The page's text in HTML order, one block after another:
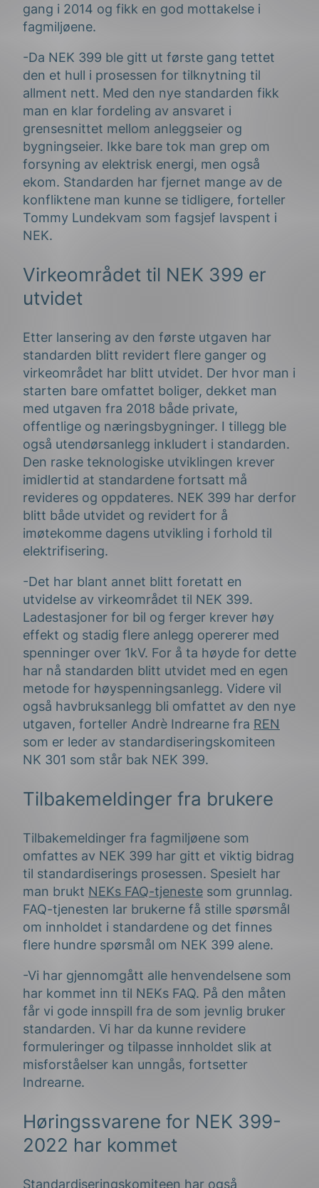
gang i 2014 og fikk en god mottakelse i
fagmiljøene.
-Da NEK 399 ble gitt ut første gang tettet
den et hull i prosessen for tilknytning til
allment nett. Med den nye standarden fikk
man en klar fordeling av ansvaret i
grensesnittet mellom anleggseier og
bygningseier. Ikke bare tok man grep om
forsyning av elektrisk energi, men også
ekom. Standarden har fjernet mange av de
konfliktene man kunne se tidligere, forteller
Tommy Lundekvam som fagsjef lavspent i
NEK.
Virkeområdet til NEK 399 er
utvidet
Etter lansering av den første utgaven har
standarden blitt revidert flere ganger og
virkeområdet har blitt utvidet. Der hvor man i
starten bare omfattet boliger, dekket man
med utgaven fra 2018 både private,
offentlige og næringsbygninger. I tillegg ble
også utendørsanlegg inkludert i standarden.
Den raske teknologiske utviklingen krever
imidlertid at standardene fortsatt må
revideres og oppdateres. NEK 399 har derfor
blitt både utvidet og revidert for å
imøtekomme dagens utvikling i forhold til
elektrifisering.
-Det har blant annet blitt foretatt en
utvidelse av virkeområdet til NEK 399.
Ladestasjoner for bil og ferger krever høy
effekt og stadig flere anlegg opererer med
spenninger over 1kV. For å ta høyde for dette
har nå standarden blitt utvidet med en egen
metode for høyspenningsanlegg. Videre vil
også havbruksanlegg bli omfattet av den nye
utgaven, forteller Andrè Indrearne fra REN
som er leder av standardiseringskomiteen
NK 301 som står bak NEK 399.
Tilbakemeldinger fra brukere
Tilbakemeldinger fra fagmiljøene som
omfattes av NEK 399 har gitt et viktig bidrag
til standardiserings prosessen. Spesielt har
man brukt NEKs FAQ-tjeneste som grunnlag.
FAQ-tjenesten lar brukerne få stille spørsmål
om innholdet i standardene og det finnes
flere hundre spørsmål om NEK 399 alene.
-Vi har gjennomgått alle henvendelsene som
har kommet inn til NEKs FAQ. På den måten
får vi gode innspill fra de som jevnlig bruker
standarden. Vi har da kunne revidere
formuleringer og tilpasse innholdet slik at
misforståelser kan unngås, fortsetter
Indrearne.
Høringssvarene for NEK 399-
2022 har kommet
Standardiseringskomiteen har også